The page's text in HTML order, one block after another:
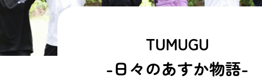
TUMUGU
-日々のあすか物語-